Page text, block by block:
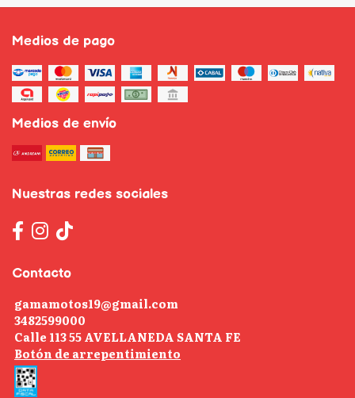
Medios de pago
Medios de envío
Nuestras redes sociales
Contacto
gamamotos19@gmail.com
3482599000
Calle 113 55 AVELLANEDA SANTA FE
Botón de arrepentimiento